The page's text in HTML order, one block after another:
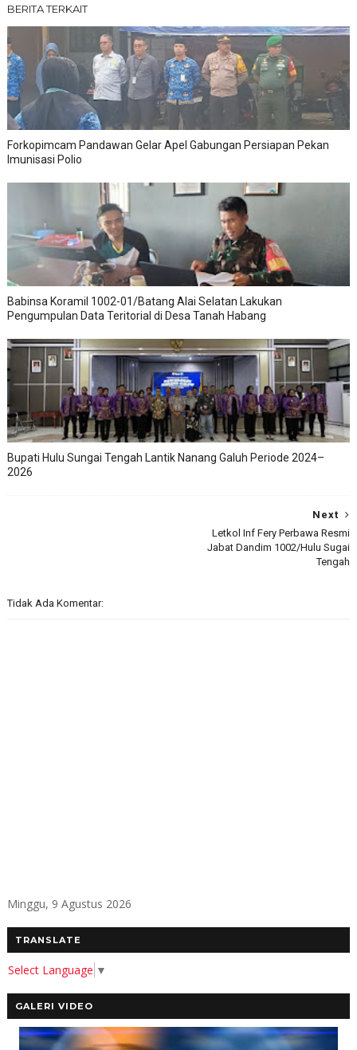
BERITA TERKAIT
Forkopimcam Pandawan Gelar Apel Gabungan Persiapan Pekan
Imunisasi Polio
Babinsa Koramil 1002-01/Batang Alai Selatan Lakukan
Pengumpulan Data Teritorial di Desa Tanah Habang
Bupati Hulu Sungai Tengah Lantik Nanang Galuh Periode 2024–
2026
Next
Letkol Inf Fery Perbawa Resmi
Jabat Dandim 1002/Hulu Sugai
Tengah
Tidak Ada Komentar:
Minggu, 9 Agustus 2026
TRANSLATE
Select Language ▼
GALERI VIDEO